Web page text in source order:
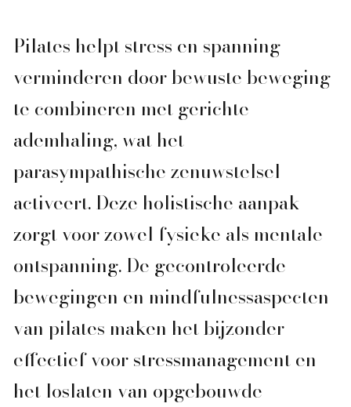
Pilates helpt stress en spanning
verminderen door bewuste beweging
te combineren met gerichte
ademhaling, wat het
parasympathische zenuwstelsel
activeert. Deze holistische aanpak
zorgt voor zowel fysieke als mentale
ontspanning. De gecontroleerde
bewegingen en mindfulnessaspecten
van pilates maken het bijzonder
effectief voor stressmanagement en
het loslaten van opgebouwde